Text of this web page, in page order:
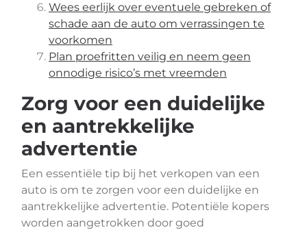
Wees eerlijk over eventuele gebreken of
schade aan de auto om verrassingen te
voorkomen
Plan proefritten veilig en neem geen
onnodige risico’s met vreemden
Zorg voor een duidelijke
en aantrekkelijke
advertentie
Een essentiële tip bij het verkopen van een
auto is om te zorgen voor een duidelijke en
aantrekkelijke advertentie. Potentiële kopers
worden aangetrokken door goed